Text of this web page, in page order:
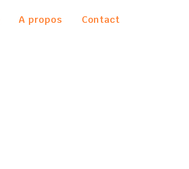
A propos Contact